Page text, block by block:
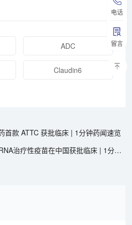
电话
留言
ADC
Claudin6
首款 ATTC 获批临床 | 1分钟药闻速览
疗性疫苗在中国获批临床 | 1分钟药闻速览